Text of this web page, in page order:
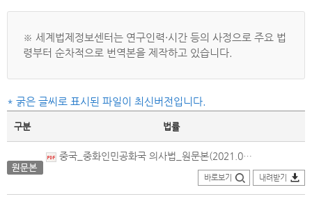
※ 세계법제정보센터는 연구인력·시간 등의 사정으로 주요 법
령부터 순차적으로 번역본을 제작하고 있습니다.
* 굵은 글씨로 표시된 파일이 최신버전입니다.
구분 법률
중국_중화인민공화국 의사법_원문본(2021.08.20.제정).pdf
바로보기 내려받기